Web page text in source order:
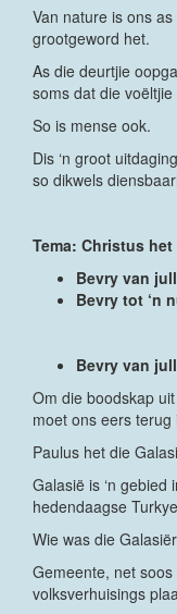
Van nature is ons as
grootgeword het.
As die deurtjie
soms dat die
So is mense ook.
Dis ‘n groot
so dikwels
Tema: Christus
Bevry van
Bevry tot ‘n
Bevry van
Om die boodskap
moet ons eers terug
Paulus het die
Galasië is ‘n gebied
hedendaagse
Wie was die
Gemeente, net
volksverhuisings